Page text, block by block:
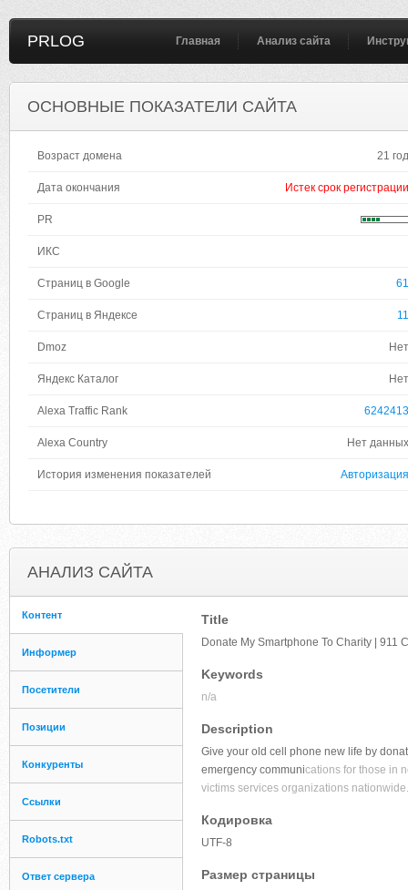
PRLOG Главная Анализ сайта
ОСНОВНЫЕ ПОКАЗАТЕЛИ САЙТА
Возраст домена 21 год
Дата окончания Истек срок регистрации
PR
ИКС
Страниц в Google 61
Страниц в Яндексе 11
Dmoz Нет
Яндекс Каталог Нет
Alexa Traffic Rank 6242413
Alexa Country Нет данных
История изменения показателей Авторизация
АНАЛИЗ САЙТА
Контент
Информер
Посетители
Позиции
Конкуренты
Ссылки
Robots.txt
Ответ сервера
Title
Donate My Smartphone To Charity | 911
Keywords
n/a
Description
Give your old cell phone new life by
emergency communications for those in
victims services organizations nationwide.
Кодировка
UTF-8
Размер страницы